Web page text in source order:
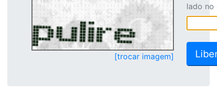
[trocar imagem]
lado no